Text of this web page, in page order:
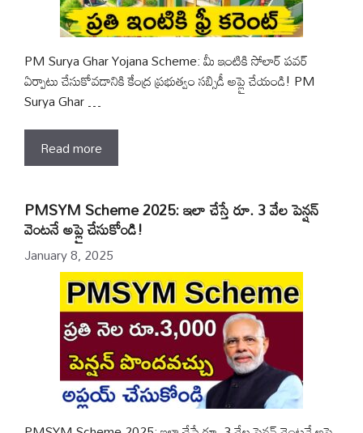
PM Surya Ghar Yojana Scheme: మీ ఇంటికి సోలార్ పవర్
ఏర్పాటు చేసుకోవడానికి కేంద్ర ప్రభుత్వం సబ్సిడీ అప్లై చేయండి! PM
Surya Ghar …
Read more
PMSYM Scheme 2025: ఇలా చేస్తే రూ. 3 వేల పెన్షన్
వెంటనే అప్లై చేసుకోండి!
January 8, 2025